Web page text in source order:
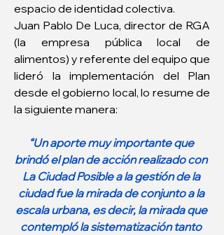
espacio de identidad colectiva.
Juan Pablo De Luca, director de RGA
(la empresa pública local de
alimentos) y referente del equipo que
lideró la implementación del Plan
desde el gobierno local, lo resume de
la siguiente manera:
“Un aporte muy importante que
brindó el plan de acción realizado con
La Ciudad Posible a la gestión de la
ciudad fue la mirada de conjunto a la
escala urbana, es decir, la mirada que
contempló la sistematización tanto